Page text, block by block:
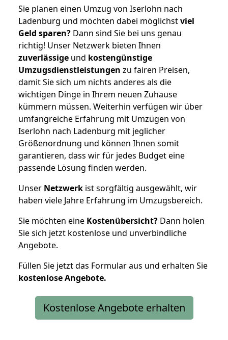
Sie planen einen Umzug von Iserlohn nach
Ladenburg und möchten dabei möglichstviel
Geld sparen? Dann sind Sie bei uns genau
richtig! Unser Netzwerk bieten Ihnen
zuverlässige und kostengünstige
Umzugsdienstleistungen zu fairen Preisen,
damit Sie sich um nichts anderes als die
wichtigen Dinge in Ihrem neuen Zuhause
kümmern müssen. Weiterhin verfügen wir über
umfangreiche Erfahrung mit Umzügen von
Iserlohn nach Ladenburg mit jeglicher
Größenordnung und können Ihnen somit
garantieren, dass wir für jedes Budget eine
passende Lösung finden werden.
Unser Netzwerk ist sorgfältig ausgewählt, wir
haben viele Jahre Erfahrung im Umzugsbereich.
Sie möchten eine Kostenübersicht? Dann holen
Sie sich jetzt kostenlose und unverbindliche
Angebote.
Füllen Sie jetzt das Formular aus und erhalten Sie
kostenloseAngebote.
Kostenlose Angebote erhalten